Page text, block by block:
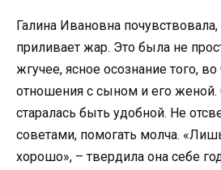
Галина Ивановна
приливает жар. Это была не
жгучее, ясное осознание того,
отношения с сыном и его женой.
старалась быть удобной. Не
советами, помогать молча.
хорошо», – твердила она себе